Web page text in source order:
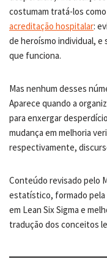
costumam tratá-los
acreditação hospitalar:
de heroísmo individual, e
que funciona.
Mas nenhum desses
Aparece quando a
para enxergar
mudança em melhoria
respectivamente,
Conteúdo revisado pelo
estatístico, formado pela
em Lean Six Sigma e
tradução dos conceitos